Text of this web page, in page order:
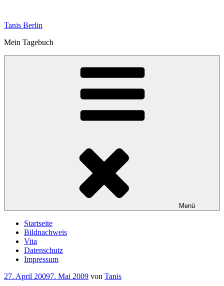
springen
Tanis Berlin
Mein Tagebuch
Menü
Startseite
Bildnachweis
Vita
Datenschutz
Impressum
Veröffentlicht
27. April 20097. Mai 2009 von Tanis